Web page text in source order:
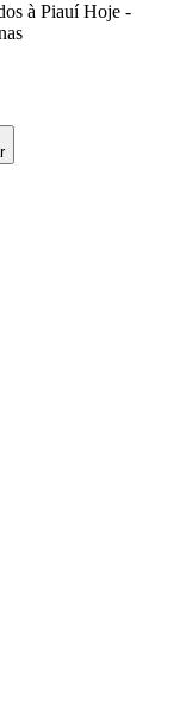
à Piauí Hoje -